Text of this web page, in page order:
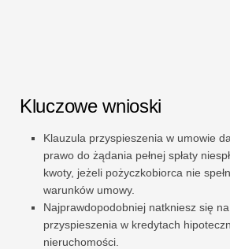
Kluczowe wnioski
Klauzula przyspieszenia w umowie
prawo do żądania pełnej spłaty
kwoty, jeżeli pożyczkobiorca nie
warunków umowy.
Najprawdopodobniej natkniesz się
przyspieszenia w kredytach
nieruchomości.